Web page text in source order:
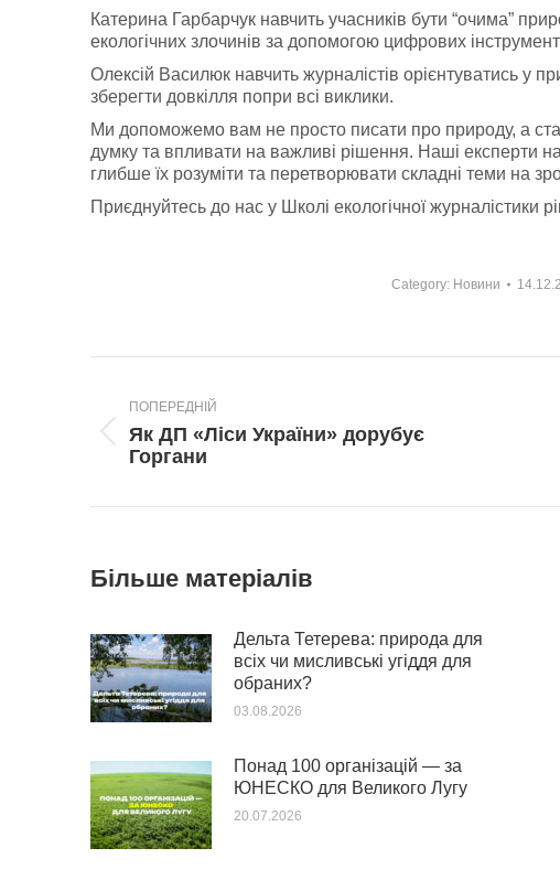
Катерина Гарбарчук навчить учасників бути “очима”
екологічних злочинів за допомогою цифрових
Олексій Василюк навчить журналістів орієнтуватись у
зберегти довкілля попри всі виклики.
Ми допоможемо вам не просто писати про природу, а
думку та впливати на важливі рішення. Наші експерти
глибше їх розуміти та перетворювати складні теми на
Приєднуйтесь до нас у Школі екологічної
Category: Новини
navigation
ПОПЕРЕДНІЙ
Попередній
пост:
Як ДП «Ліси України» дорубує
Горгани
Більше матеріалів
Дельта Тетерева: природа для
всіх чи мисливські угіддя для
обраних?
03.08.2026
Понад 100 організацій — за
ЮНЕСКО для Великого Лугу
20.07.2026